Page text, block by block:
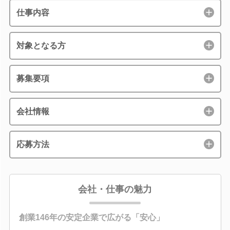
仕事内容
対象となる方
募集要項
会社情報
応募方法
会社・仕事の魅力
創業146年の安定企業で広がる「安心」